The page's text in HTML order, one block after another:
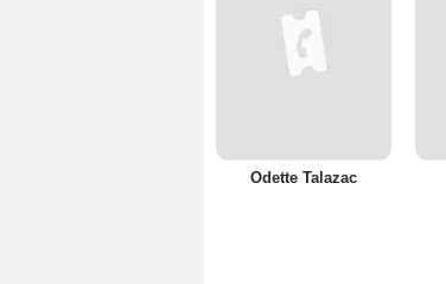
Odette Talazac